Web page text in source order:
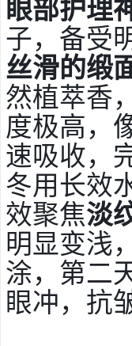
眼部护理
子，备受
丝滑的缎
然植萃香
度极高，
速吸收，
冬用长效
效聚焦淡
明显变浅
涂，第二
眼冲，抗